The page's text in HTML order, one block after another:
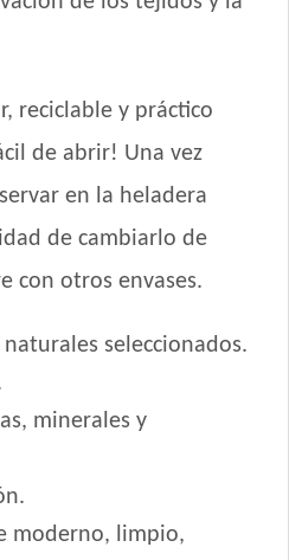
reciclable y práctico
de abrir! Una vez
en la heladera
de cambiarlo de
con otros envases.
seleccionados.
minerales y
moderno, limpio,